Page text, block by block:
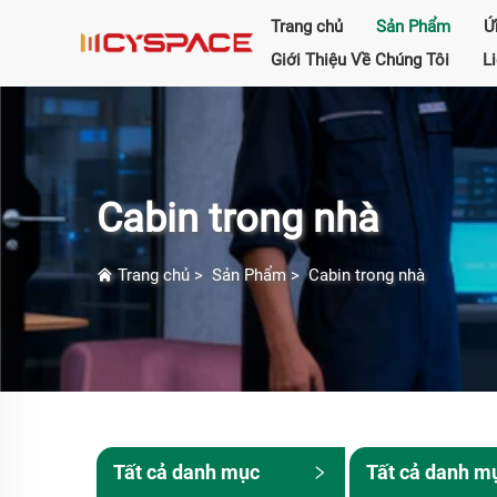
Trang chủ Sản Phẩm
Giới Thiệu Về Chúng Tôi
Cabin trong nhà
Trang chủ > Sản Phẩm>Cabin trong nhà
Tất cả danh mục Tất cả danh